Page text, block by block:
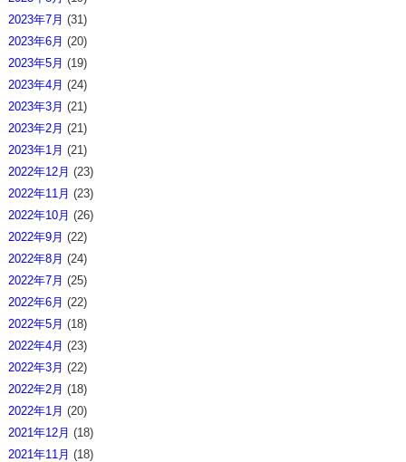
2023年7月 (31)
2023年6月 (20)
2023年5月 (19)
2023年4月 (24)
2023年3月 (21)
2023年2月 (21)
2023年1月 (21)
2022年12月 (23)
2022年11月 (23)
2022年10月 (26)
2022年9月 (22)
2022年8月 (24)
2022年7月 (25)
2022年6月 (22)
2022年5月 (18)
2022年4月 (23)
2022年3月 (22)
2022年2月 (18)
2022年1月 (20)
2021年12月 (18)
2021年11月 (18)